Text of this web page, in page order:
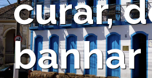
curar,
banhar